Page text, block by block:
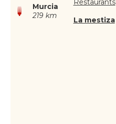
Murcia
219 km
Restaurants
La mestiza